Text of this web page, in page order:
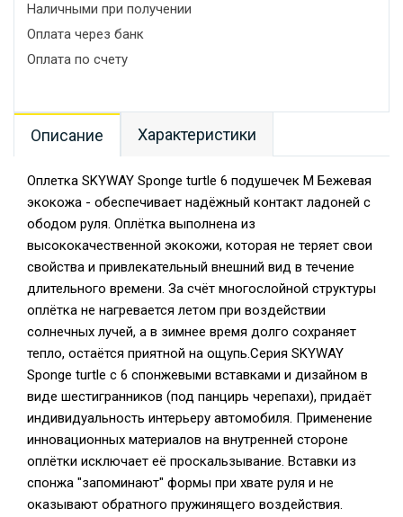
Наличными при получении
Оплата через банк
Оплата по счету
Описание Характеристики
Оплетка SKYWAY Sponge turtle 6 подушечек M Бежевая
экокожа - обеспечивает надёжный контакт ладоней с
ободом руля. Оплётка выполнена из
высококачественной экокожи, которая не теряет свои
свойства и привлекательный внешний вид в течение
длительного времени. За счёт многослойной структуры
оплётка не нагревается летом при воздействии
солнечных лучей, а в зимнее время долго сохраняет
тепло, остаётся приятной на ощупь.Серия SKYWAY
Sponge turtle с 6 спонжевыми вставками и дизайном в
виде шестигранников (под панцирь черепахи), придаёт
индивидуальность интерьеру автомобиля. Применение
инновационных материалов на внутренней стороне
оплётки исключает её проскальзывание. Вставки из
спонжа "запоминают" формы при хвате руля и не
оказывают обратного пружинящего воздействия.